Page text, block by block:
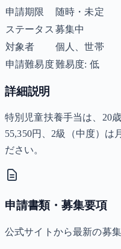
申請期限
随時・未定
ステータス 募集中
対象者
個人、世帯
申請難易度難易度: 低
詳細説明
特別児童扶養手当は、20
55,350円、2級（中度）
ださい。
申請書類・募集要項
公式サイトから最新の募